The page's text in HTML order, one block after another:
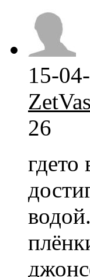
15-
ZetVas
26
гдето